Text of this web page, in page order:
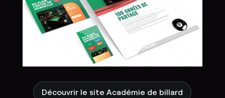
Découvrir le site Académie de billard